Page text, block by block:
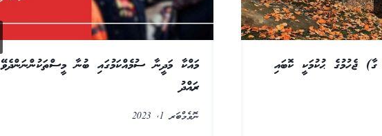
ޖެހުމުގެ ޙުކުމަކީ ކޮބައި
މައްކާ މަދީނާ ސުމެއްކަމުގައި ބުނާ މީސްތަކުންނަންދެވޭ
ރައްދު
ނޮވެމްބަރ 1, 2023